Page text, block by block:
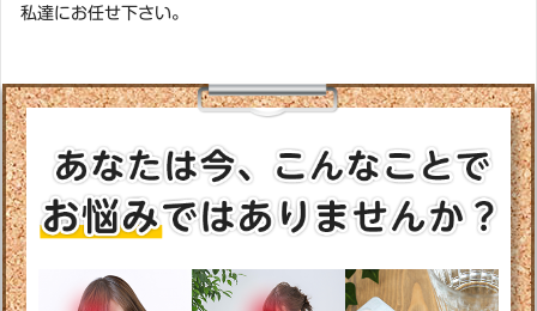
私達にお任せ下さい。